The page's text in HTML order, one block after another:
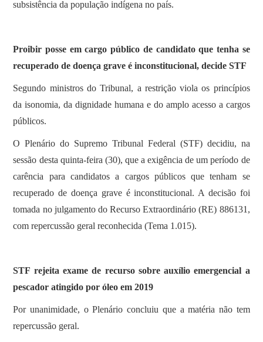
subsistência da população indígena no país.
Proibir posse em cargo público de candidato que tenha se
recuperado de doença grave é inconstitucional, decide STF
Segundo ministros do Tribunal, a restrição viola os princípios
da isonomia, da dignidade humana e do amplo acesso a cargos
públicos.
O Plenário do Supremo Tribunal Federal (STF) decidiu, na
sessão desta quinta-feira (30), que a exigência de um período de
carência para candidatos a cargos públicos que tenham se
recuperado de doença grave é inconstitucional. A decisão foi
tomada no julgamento do Recurso Extraordinário (RE) 886131,
com repercussão geral reconhecida (Tema 1.015).
STF rejeita exame de recurso sobre auxílio emergencial a
pescador atingido por óleo em 2019
Por unanimidade, o Plenário concluiu que a matéria não tem
repercussão geral.